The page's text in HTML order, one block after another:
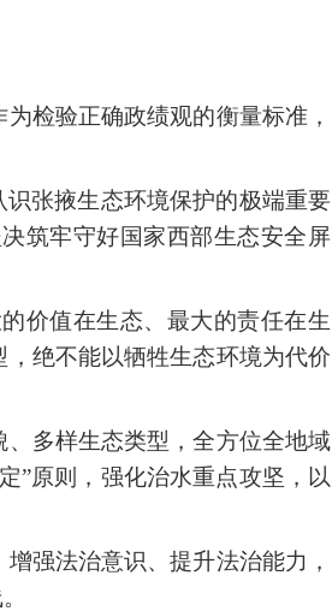
检验正确政绩观的衡量标准，
张掖生态环境保护的极端重要
筑牢守好国家西部生态安全屏
价值在生态、最大的责任在生
绝不能以牺牲生态环境为代价
多样生态类型，全方位全地域
”原则，强化治水重点攻坚，以
强法治意识、提升法治能力，